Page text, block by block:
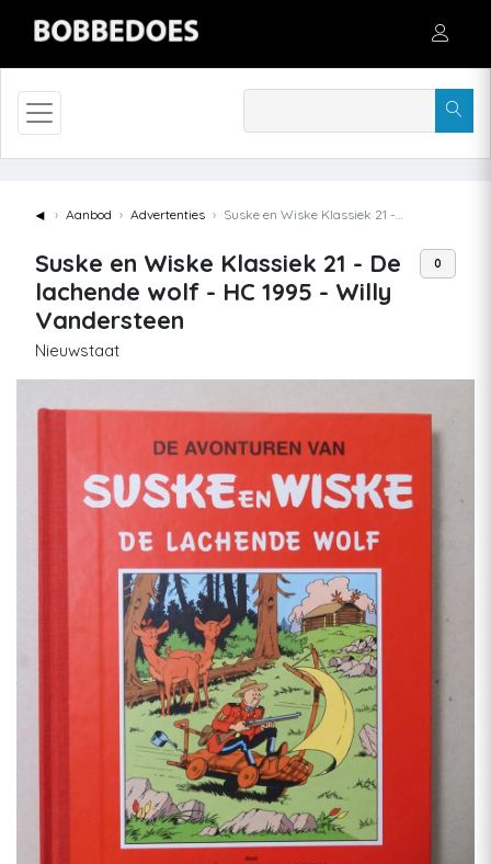
◄ Aanbod Advertenties Suske en Wiske Klassiek 21 - De lachende wolf - HC 1995 - Willy Vandersteen
Suske en Wiske Klassiek 21 - De
lachende wolf - HC 1995 - Willy
Vandersteen
Nieuwstaat
0